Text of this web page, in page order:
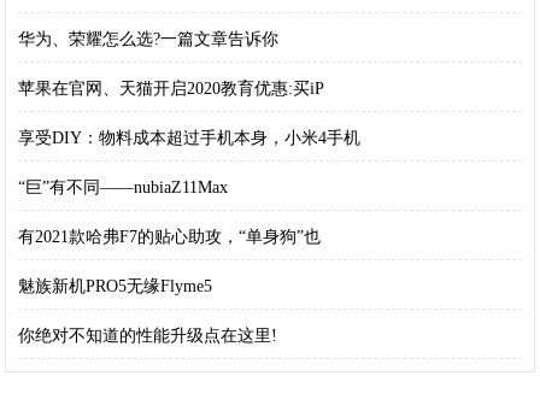
华为、荣耀怎么选?一篇文章告诉你
苹果在官网、天猫开启2020教育优惠:买iP
享受DIY：物料成本超过手机本身，小米4手机
“巨”有不同——nubiaZ11Max
有2021款哈弗F7的贴心助攻，“单身狗”也
魅族新机PRO5无缘Flyme5
你绝对不知道的性能升级点在这里!